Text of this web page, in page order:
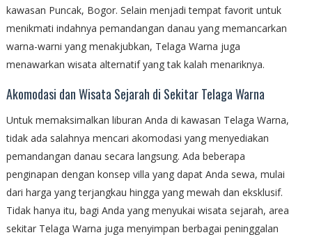
kawasan Puncak, Bogor. Selain menjadi tempat favorit untuk
menikmati indahnya pemandangan danau yang memancarkan
warna-warni yang menakjubkan, Telaga Warna juga
menawarkan wisata alternatif yang tak kalah menariknya.
Akomodasi dan Wisata Sejarah di Sekitar Telaga Warna
Untuk memaksimalkan liburan Anda di kawasan Telaga Warna,
tidak ada salahnya mencari akomodasi yang menyediakan
pemandangan danau secara langsung. Ada beberapa
penginapan dengan konsep villa yang dapat Anda sewa, mulai
dari harga yang terjangkau hingga yang mewah dan eksklusif.
Tidak hanya itu, bagi Anda yang menyukai wisata sejarah, area
sekitar Telaga Warna juga menyimpan berbagai peninggalan